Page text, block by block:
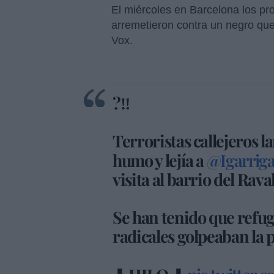
El miércoles en Barcelona los
arremetieron contra un negro
Vox.
?‼
Terroristas callejeros
humo y lejía a
visita al barrio del
Se han tenido que
radicales golpeaban